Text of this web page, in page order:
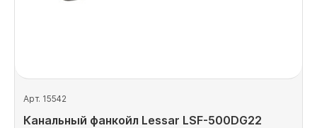
Арт. 15542
Канальный фанкойл Lessar LSF-500DG22